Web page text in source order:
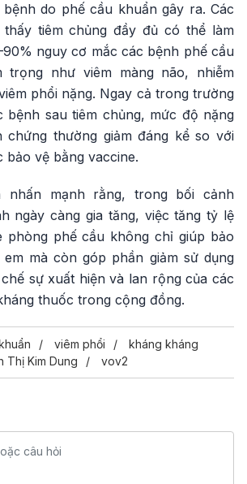
do phế cầu khuẩn gây ra. Các
tiêm chủng đầy đủ có thể làm
nguy cơ mắc các bệnh phế cầu
trọng như viêm màng não, nhiễm
phổi nặng. Ngay cả trong trường
bệnh sau tiêm chủng, mức độ nặng
chứng thường giảm đáng kể so với
bảo vệ bằng vaccine.
nhấn mạnh rằng, trong bối cảnh
ngày càng gia tăng, việc tăng tỷ lệ
phòng phế cầu không chỉ giúp bảo
mà còn góp phần giảm sử dụng
sự xuất hiện và lan rộng của các
thuốc trong cộng đồng.
viêm phổi
kháng kháng
Thị Kim Dung vov2